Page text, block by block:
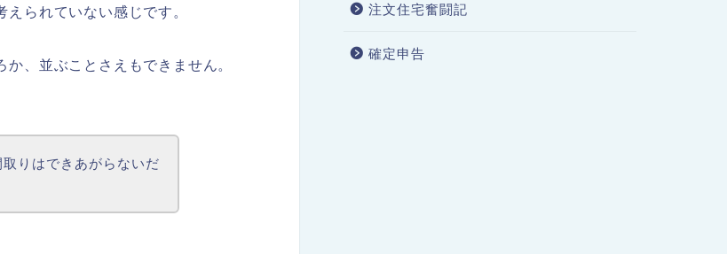
られていない感じです。
、並ぶことさえもできません。
りはできあがらないだ
注文住宅奮闘記
確定申告